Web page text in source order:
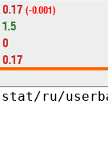
0.17 (-0.001)
1.5
0
0.17